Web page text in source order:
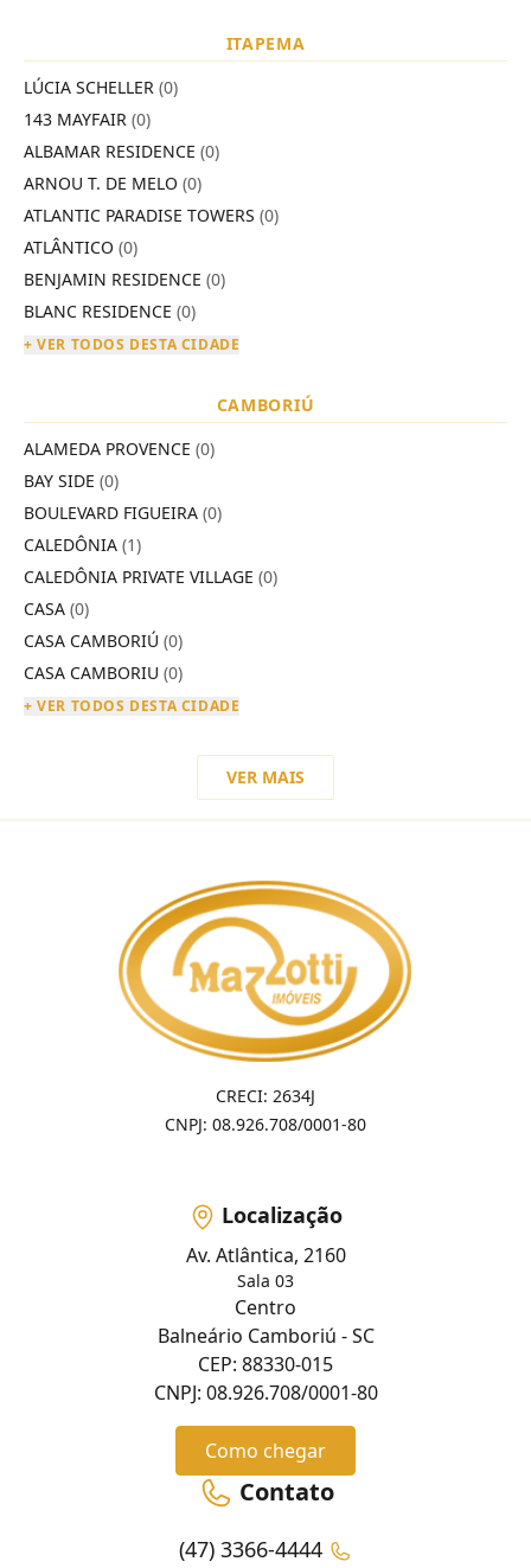
ITAPEMA
LÚCIA SCHELLER (0)
143 MAYFAIR (0)
ALBAMAR RESIDENCE (0)
ARNOU T. DE MELO (0)
ATLANTIC PARADISE TOWERS (0)
ATLÂNTICO (0)
BENJAMIN RESIDENCE (0)
BLANC RESIDENCE (0)
+ VER TODOS DESTA CIDADE
CAMBORIÚ
ALAMEDA PROVENCE (0)
BAY SIDE (0)
BOULEVARD FIGUEIRA (0)
CALEDÔNIA (1)
CALEDÔNIA PRIVATE VILLAGE (0)
CASA (0)
CASA CAMBORIÚ (0)
CASA CAMBORIU (0)
+ VER TODOS DESTA CIDADE
VER MAIS
CRECI: 2634J
CNPJ: 08.926.708/0001-80
Localização
Av. Atlântica, 2160
Sala 03
Centro
Balneário Camboriú - SC
CEP: 88330-015
CNPJ: 08.926.708/0001-80
Como chegar
Contato
(47) 3366-4444